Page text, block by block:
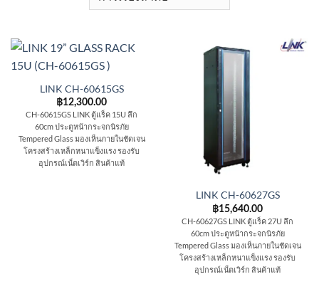
LINK CH-60615GS
฿12,300.00
CH-60615GS LINK ตู้แร็ค 15U ลึก
60cm ประตูหน้ากระจกนิรภัย
Tempered Glass มองเห็นภายในชัดเจน
โครงสร้างเหล็กหนาแข็งแรง รองรับ
อุปกรณ์เน็ตเวิร์ก สินค้าแท้
LINK CH-60627GS
฿15,640.00
CH-60627GS LINK ตู้แร็ค 27U ลึก
60cm ประตูหน้ากระจกนิรภัย
Tempered Glass มองเห็นภายในชัดเจน
โครงสร้างเหล็กหนาแข็งแรง รองรับ
อุปกรณ์เน็ตเวิร์ก สินค้าแท้